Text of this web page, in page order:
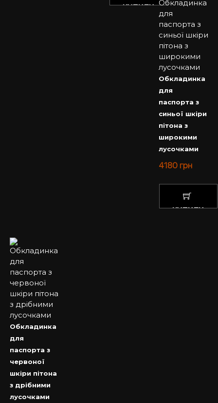
КУПИТИ
Обкладинка
для
паспорта з
синьої шкіри
пітона з
широкими
лусочками
4180 грн
КУПИТИ
Обкладинка
для
паспорта з
червоної
шкіри пітона
з дрібними
лусочками